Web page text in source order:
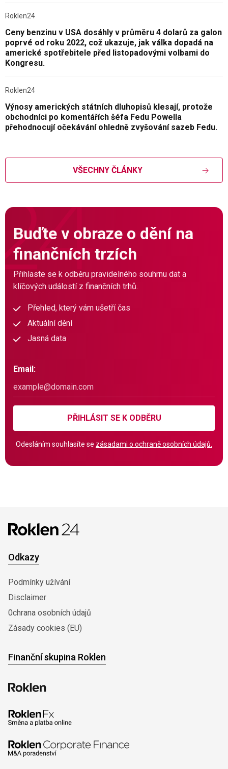
Roklen24
Ceny benzinu v USA dosáhly v průměru 4 dolarů za galon
poprvé od roku 2022, což ukazuje, jak válka dopadá na
americké spotřebitele před listopadovými volbami do
Kongresu.
Roklen24
Výnosy amerických státních dluhopisů klesají, protože
obchodníci po komentářích šéfa Fedu Powella
přehodnocují očekávání ohledně zvyšování sazeb Fedu.
VŠECHNY ČLÁNKY
Buďte v obraze o dění na
finančních trzích
Přihlaste se k odběru pravidelného souhrnu dat a
klíčových událostí z finančních trhů.
Přehled, který vám ušetří čas
Aktuální dění
Jasná data
Email:
PŘIHLÁSIT SE K ODBĚRU
Odesláním souhlasíte se zásadami o ochraně osobních údajů.
Odkazy
Podmínky užívání
Disclaimer
0chrana osobních údajů
Zásady cookies (EU)
Finanční skupina Roklen